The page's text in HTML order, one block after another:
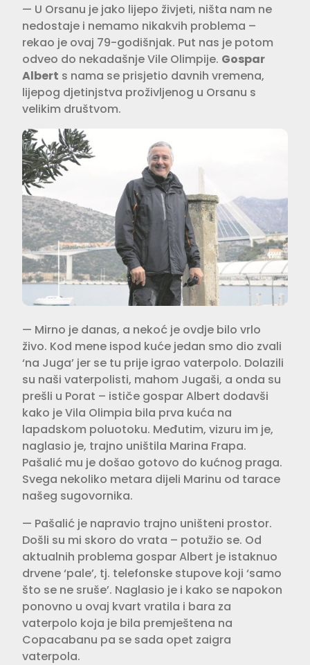
— U Orsanu je jako lijepo živjeti, ništa nam ne
nedostaje i nemamo nikakvih problema –
rekao je ovaj 79-godišnjak. Put nas je potom
odveo do nekadašnje Vile Olimpije. Gospar
Albert s nama se prisjetio davnih vremena,
lijepog djetinjstva proživljenog u Orsanu s
velikim društvom.
— Mirno je danas, a nekoć je ovdje bilo vrlo
živo. Kod mene ispod kuće jedan smo dio zvali
‘na Juga’ jer se tu prije igrao vaterpolo. Dolazili
su naši vaterpolisti, mahom Jugaši, a onda su
prešli u Porat – ističe gospar Albert dodavši
kako je Vila Olimpia bila prva kuća na
lapadskom poluotoku. Međutim, vizuru im je,
naglasio je, trajno uništila Marina Frapa.
Pašalić mu je došao gotovo do kućnog praga.
Svega nekoliko metara dijeli Marinu od tarace
našeg sugovornika.
— Pašalić je napravio trajno uništeni prostor.
Došli su mi skoro do vrata – potužio se. Od
aktualnih problema gospar Albert je istaknuo
drvene ‘pale’, tj. telefonske stupove koji ‘samo
što se ne sruše’. Naglasio je i kako se napokon
ponovno u ovaj kvart vratila i bara za
vaterpolo koja je bila premještena na
Copacabanu pa se sada opet zaigra
vaterpola.